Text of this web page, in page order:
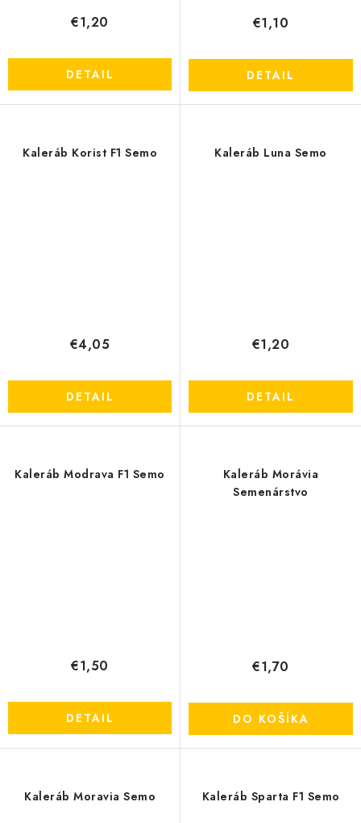
€1,20
DETAIL
€1,10
DETAIL
Kaleráb Korist F1 Semo
€4,05
DETAIL
Kaleráb Luna Semo
€1,20
DETAIL
Kaleráb Modrava F1 Semo
€1,50
DETAIL
Kaleráb Morávia
Semenárstvo
€1,70
DO KOŠÍKA
Kaleráb Moravia Semo Kaleráb Sparta F1 Semo